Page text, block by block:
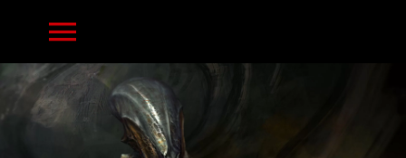
contenuto
Toggle
navigazione